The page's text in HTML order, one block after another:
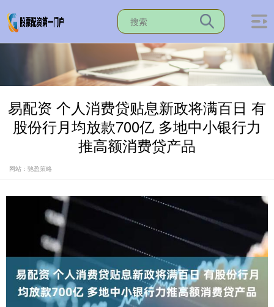
易配资 个人消费贷贴息新政将满百日 有
股份行月均放款700亿 多地中小银行力
推高额消费贷产品
网站：驰盈策略